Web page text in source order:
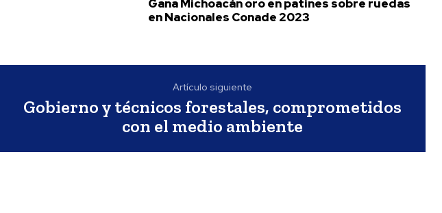
Gana Michoacán oro en patines sobre ruedas
en Nacionales Conade 2023
Artículo siguiente
Gobierno y técnicos forestales, comprometidos
con el medio ambiente